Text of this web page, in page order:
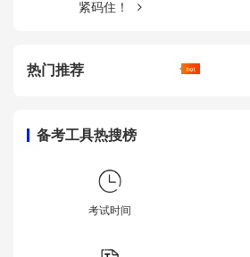
紧码住！
热门推荐
备考工具热搜榜
考试时间